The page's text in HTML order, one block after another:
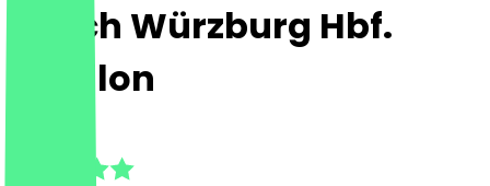
Ditsch Würzburg Hbf.
Pavillon